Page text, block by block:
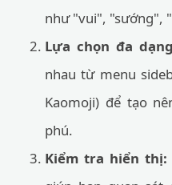
như "vui", "sướng",
Lựa chọn đa
nhau từ menu
Kaomoji) để tạo
phú.
Kiểm tra hiển thị: